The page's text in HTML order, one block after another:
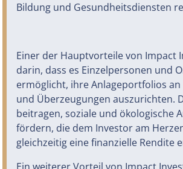
Bildung und Gesundheitsdiensten
Einer der Hauptvorteile von Impact
darin, dass es Einzelpersonen und
ermöglicht, ihre Anlageportfolios
und Überzeugungen auszurichten.
beitragen, soziale und ökologische
fördern, die dem Investor am
gleichzeitig eine finanzielle Rendite